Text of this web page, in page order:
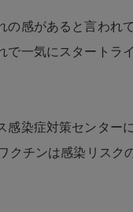
の感があると言われ
で一気にスタートラ
感染症対策センター
クチンは感染リスク